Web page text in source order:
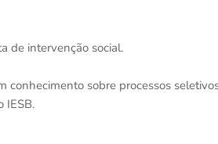
de intervenção social.
conhecimento sobre processos
IESB.